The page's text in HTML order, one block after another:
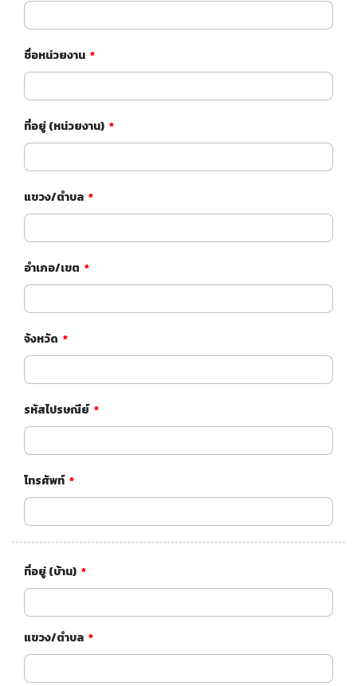
ชื่อหน่วยงาน *
ที่อยู่ (หน่วยงาน) *
แขวง/ตำบล *
อำเภอ/เขต *
จังหวัด *
รหัสไปรษณีย์​ *
โทรศัพท์ *
ที่อยู่ (บ้าน) *
แขวง/ตำบล *